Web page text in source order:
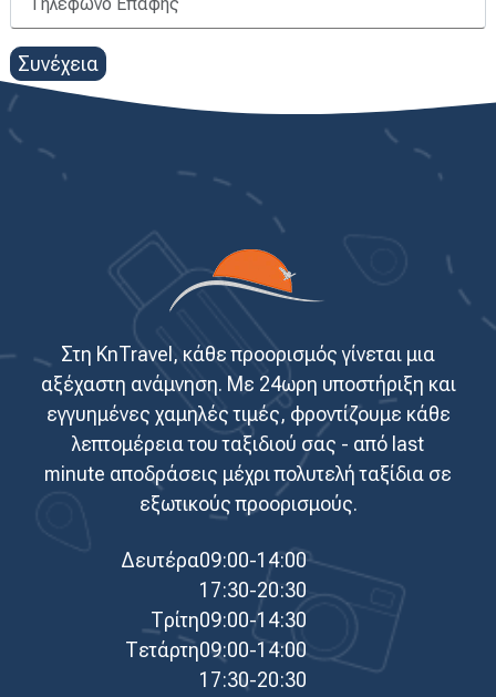
Συνέχεια
Στη KnTravel, κάθε προορισμός γίνεται μια
αξέχαστη ανάμνηση. Με 24ωρη υποστήριξη και
εγγυημένες χαμηλές τιμές, φροντίζουμε κάθε
λεπτομέρεια του ταξιδιού σας - από last
minute αποδράσεις μέχρι πολυτελή ταξίδια σε
εξωτικούς προορισμούς.
Δευτέρα09:00-14:00
17:30-20:30
Τρίτη09:00-14:30
Τετάρτη09:00-14:00
17:30-20:30